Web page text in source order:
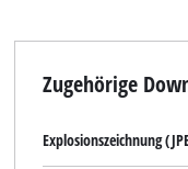
Zugehörige
Explosionszeichnung